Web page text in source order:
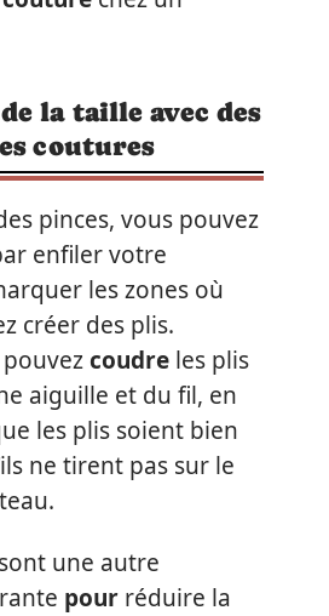
la taille avec des
coutures
pinces, vous pouvez
enfiler votre
les zones où
créer des plis.
coudre les plis
aiguille et du fil, en
les plis soient bien
ne tirent pas sur le
une autre
pour réduire la